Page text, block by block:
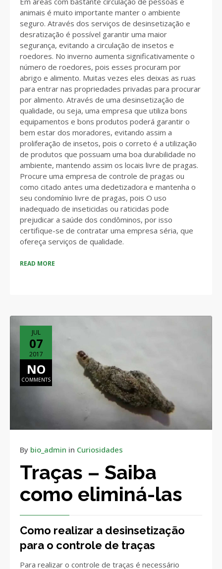
animais é muito importante manter o ambiente
seguro. Através dos serviços de desinsetização e
desratização é possível garantir uma maior
segurança, evitando a circulação de insetos e
roedores. No inverno aumenta significativamente o
número de roedores, pois esses procuram por
abrigo e alimento. Muitas vezes eles deixas as ruas
para entrar nas propriedades privadas para procurar
por alimento. Através de uma desinsetização de
qualidade, ou seja, uma empresa que utiliza bons
equipamentos e bons produtos poderá garantir o
bem estar dos moradores, evitando assim a
proliferação de insetos, pois o correto é a utilização
de produtos que possuam uma boa durabilidade no
ambiente, mantendo assim os locais livre de pragas.
Procure uma empresa de controle de pragas ou
como citado antes uma dedetizadora e mantenha o
seu condomínio livre de pragas, pois O uso
inadequado de inseticidas ou raticidas pode
prejudicar a saúde dos condôminos, por isso
certifique-se de contratar uma empresa séria, que
ofereça serviços de qualidade.
READ MORE
JUL
07
2017
NO
COMMENTS
By bio_admin in Curiosidades
Traças – Saiba
como eliminá-las
Como realizar a desinsetização
para o controle de traças
Para realizar o controle de traças é necessário